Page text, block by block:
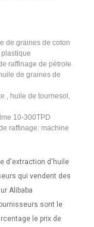
de graines de coton
raffinage de pétrole
de graines de
, huile de tournesol,
10-300TPD
raffinage: machine
d'extraction d'huile
qui vendent des
Alibaba
sont le
le prix de